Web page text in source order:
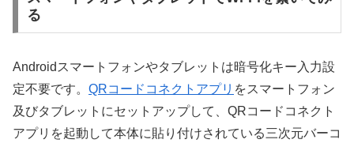
る
Androidスマートフォンやタブレットは暗号化キー入力設
定不要です。 QRコードコネクトアプリ をスマートフォン
及びタブレットにセットアップして、QRコードコネクト
アプリを起動して本体に貼り付けされている三次元バーコ